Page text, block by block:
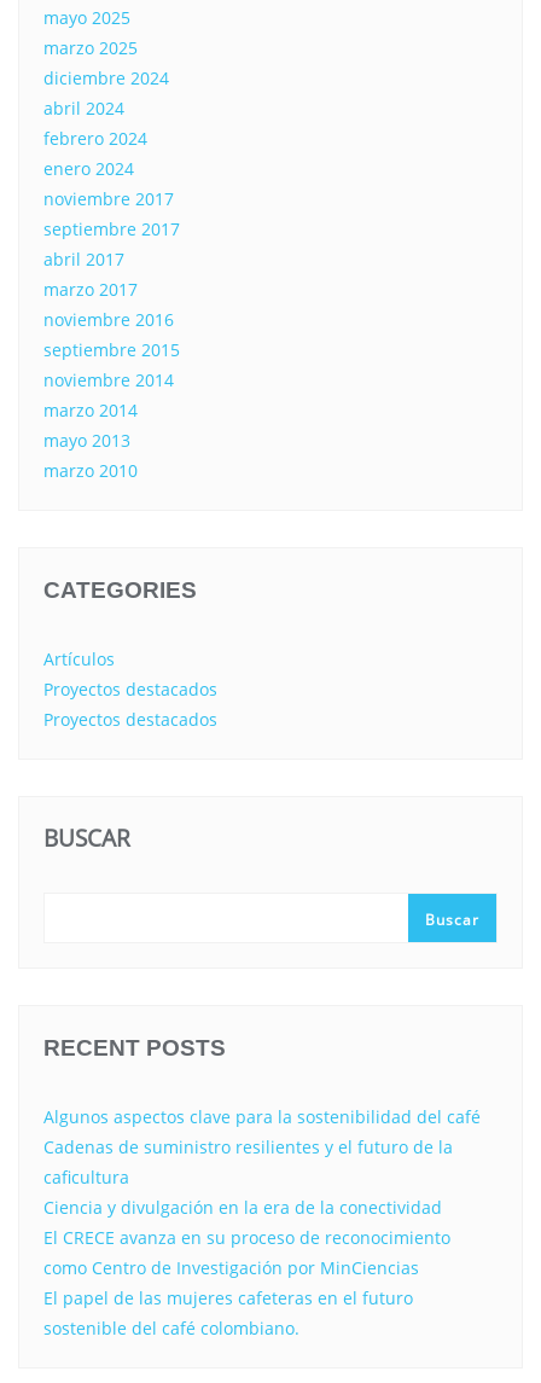
mayo 2025
marzo 2025
diciembre 2024
abril 2024
febrero 2024
enero 2024
noviembre 2017
septiembre 2017
abril 2017
marzo 2017
noviembre 2016
septiembre 2015
noviembre 2014
marzo 2014
mayo 2013
marzo 2010
CATEGORIES
Artículos
Proyectos destacados
Proyectos destacados
BUSCAR
Buscar
RECENT POSTS
Algunos aspectos clave para la sostenibilidad del café
Cadenas de suministro resilientes y el futuro de la
caficultura
Ciencia y divulgación en la era de la conectividad
El CRECE avanza en su proceso de reconocimiento
como Centro de Investigación por MinCiencias
El papel de las mujeres cafeteras en el futuro
sostenible del café colombiano.